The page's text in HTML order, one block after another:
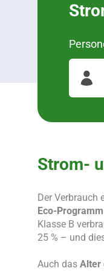
Strom-
Der Verbrauch
Eco-Programm
Klasse B
25 % – und
Auch das Alter